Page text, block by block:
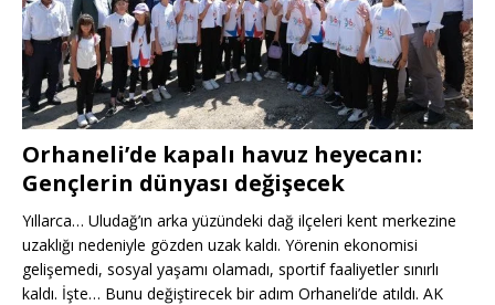
Orhaneli’de kapalı havuz heyecanı:
Gençlerin dünyası değişecek
Yıllarca… Uludağ’ın arka yüzündeki dağ ilçeleri kent merkezine
uzaklığı nedeniyle gözden uzak kaldı. Yörenin ekonomisi
gelişemedi, sosyal yaşamı olamadı, sportif faaliyetler sınırlı
kaldı. İşte… Bunu değiştirecek bir adım Orhaneli’de atıldı. AK